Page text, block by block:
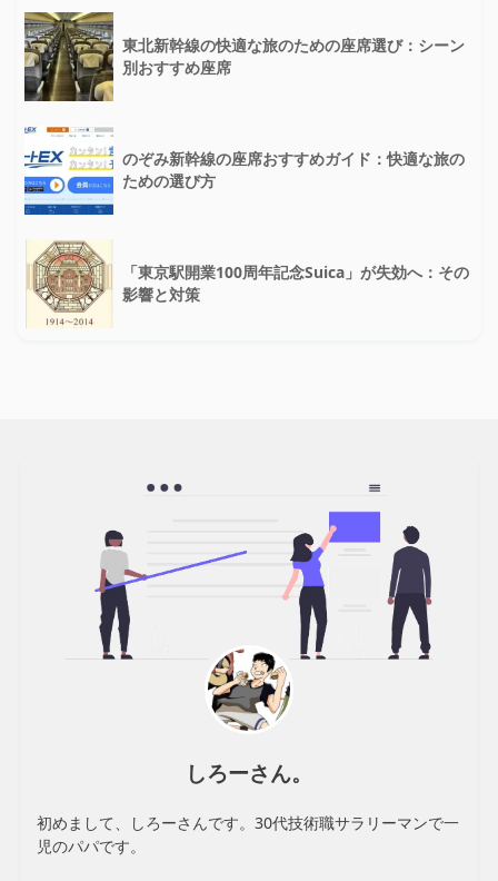
東北新幹線の快適な旅のための座席選び：シーン
別おすすめ座席
のぞみ新幹線の座席おすすめガイド：快適な旅の
ための選び方
「東京駅開業100周年記念Suica」が失効へ：その
影響と対策
しろーさん。
初めまして、しろーさんです。30代技術職サラリーマンで一
児のパパです。